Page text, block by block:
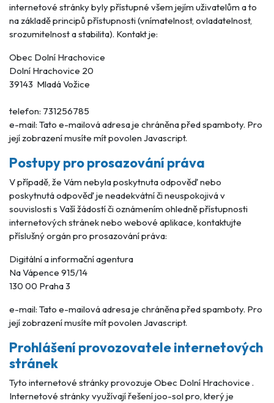
internetové stránky byly přístupné všem jejím uživatelům a to
na základě principů přístupnosti (vnímatelnost, ovladatelnost,
srozumitelnost a stabilita). Kontakt je:
Obec Dolní Hrachovice
Dolní Hrachovice 20
39143 Mladá Vožice
telefon: 731256785
e-mail: Tato e-mailová adresa je chráněna před spamboty. Pro
její zobrazení musíte mít povolen Javascript.
Postupy pro prosazování práva
V případě, že Vám nebyla poskytnuta odpověď nebo
poskytnutá odpověď je neadekvátní či neuspokojivá v
souvislosti s Vaší žádostí či oznámením ohledně přístupnosti
internetových stránek nebo webové aplikace, kontaktujte
příslušný orgán pro prosazování práva:
Digitální a informační agentura
Na Vápence 915/14
130 00 Praha 3
e-mail: Tato e-mailová adresa je chráněna před spamboty. Pro
její zobrazení musíte mít povolen Javascript.
Prohlášení provozovatele internetových
stránek
Tyto internetové stránky provozuje Obec Dolní Hrachovice .
Internetové stránky využívají řešení joo-sol pro, který je